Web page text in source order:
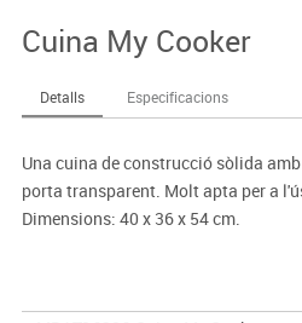
Cuina My Cooker
Detalls Especificacions
Una cuina de construcció sòlida
porta transparent. Molt apta per a
Dimensions: 40 x 36 x 54 cm.